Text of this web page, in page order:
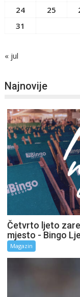
24
25
31
« jul
Najnovije
Četvrto ljeto
mjesto - Bingo
Magazin